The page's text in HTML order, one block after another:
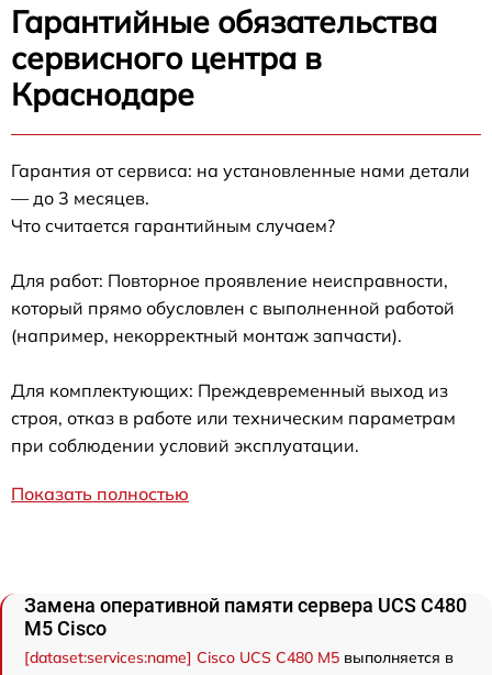
Гарантийные обязательства
сервисного центра в
Краснодаре
Гарантия от сервиса: на установленные нами детали
— до 3 месяцев.
Что считается гарантийным случаем?
Для работ: Повторное проявление неисправности,
который прямо обусловлен с выполненной работой
(например, некорректный монтаж запчасти).
Для комплектующих: Преждевременный выход из
строя, отказ в работе или техническим параметрам
при соблюдении условий эксплуатации.
Показать полностью
Замена оперативной памяти сервера UCS C480
M5 Cisco
[dataset:services:name] Cisco UCS C480 M5 выполняется в